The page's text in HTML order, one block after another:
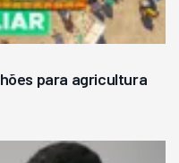
para agricultura